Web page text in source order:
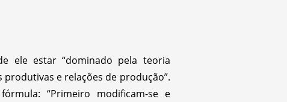
ele estar “dominado pela teoria
e relações de produção”.
“Primeiro modificam-se e